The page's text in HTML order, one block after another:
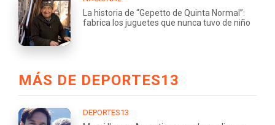
La historia de “Gepetto de Quinta Normal”:
fabrica los juguetes que nunca tuvo de niño
MÁS DE DEPORTES13
DEPORTES13